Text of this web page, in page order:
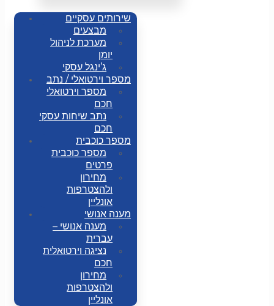
שירותים עסקיים
מבצעים
מערכת לניהול
יומן
ג’ינגל עסקי
מספר וירטואלי / נתב
מספר וירטואלי
חכם
נתב שיחות עסקי
חכם
מספר כוכבית
מספר כוכבית
פרטים
מחירון
ולהצטרפות
אונליין
מענה אנושי
מענה אנושי –
עברית
נציגה וירטואלית
חכם
מחירון
ולהצטרפות
אונליין